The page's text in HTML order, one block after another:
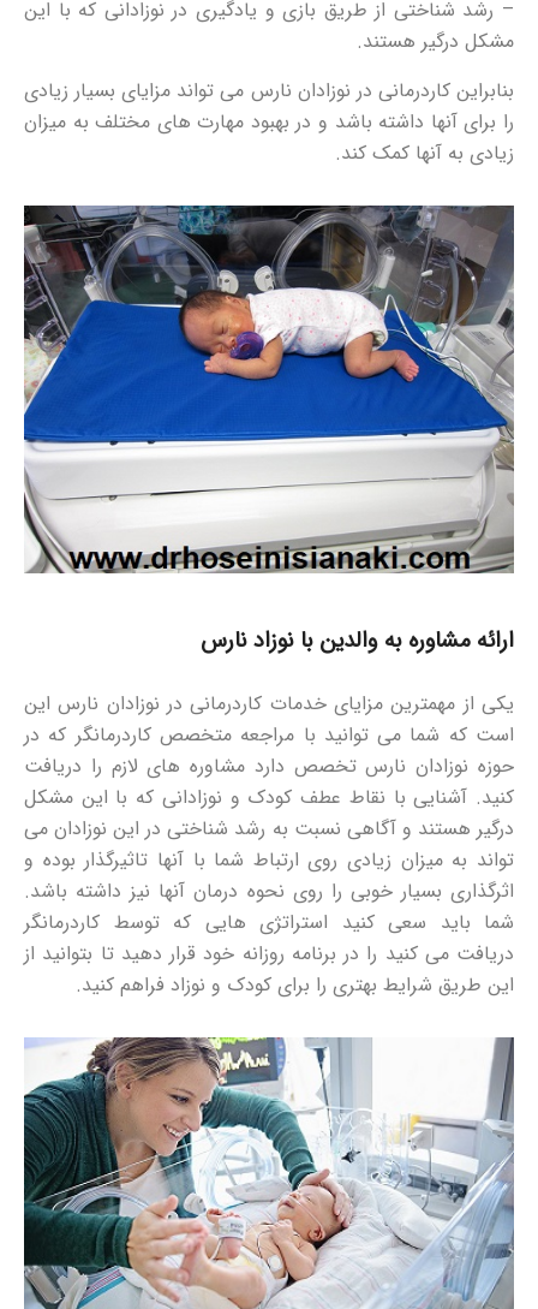
– رشد شناختی از طریق بازی و یادگیری در نوزادانی که با این
مشکل درگیر هستند.
بنابراین کاردرمانی در نوزادان نارس می تواند مزایای بسیار زیادی
را برای آنها داشته باشد و در بهبود مهارت های مختلف به میزان
زیادی به آنها کمک کند.
ارائه مشاوره به والدین با نوزاد نارس
یکی از مهمترین مزایای خدمات کاردرمانی در نوزادان نارس این
است که شما می توانید با مراجعه متخصص کاردرمانگر که در
حوزه نوزادان نارس تخصص دارد مشاوره های لازم را دریافت
کنید. آشنایی با نقاط عطف کودک و نوزادانی که با این مشکل
درگیر هستند و آگاهی نسبت به رشد شناختی در این نوزادان می
تواند به میزان زیادی روی ارتباط شما با آنها تاثیرگذار بوده و
اثرگذاری بسیار خوبی را روی نحوه درمان آنها نیز داشته باشد.
شما باید سعی کنید استراتژی هایی که توسط کاردرمانگر
دریافت می کنید را در برنامه روزانه خود قرار دهید تا بتوانید از
این طریق شرایط بهتری را برای کودک و نوزاد فراهم کنید.